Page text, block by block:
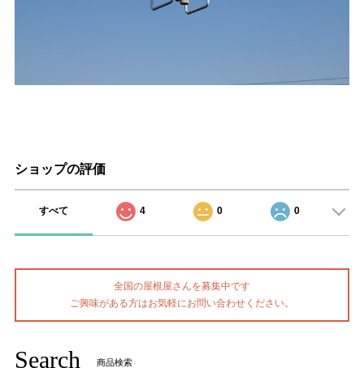
ショップの評価
すべて 4 0 0
全国の屋根屋さんを募集中です
ご興味がある方はお気軽にお問い合わせください。
Search 商品検索